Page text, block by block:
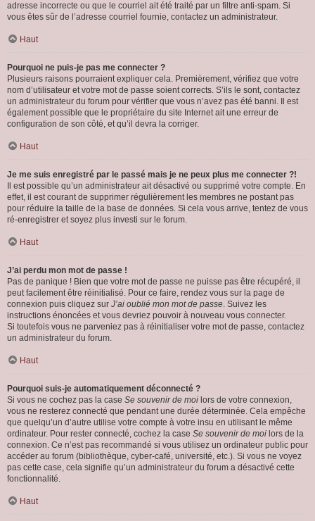
adresse incorrecte ou que le courriel ait été traité par un filtre anti-spam. Si
vous êtes sûr de l’adresse courriel fournie, contactez un administrateur.
Haut
Pourquoi ne puis-je pas me connecter ?
Plusieurs raisons pourraient expliquer cela. Premièrement, vérifiez que votre
nom d’utilisateur et votre mot de passe soient corrects. S’ils le sont, contactez
un administrateur du forum pour vérifier que vous n’avez pas été banni. Il est
également possible que le propriétaire du site Internet ait une erreur de
configuration de son côté, et qu’il devra la corriger.
Haut
Je me suis enregistré par le passé mais je ne peux plus me connecter ?!
Il est possible qu’un administrateur ait désactivé ou supprimé votre compte. En
effet, il est courant de supprimer régulièrement les membres ne postant pas
pour réduire la taille de la base de données. Si cela vous arrive, tentez de vous
ré-enregistrer et soyez plus investi sur le forum.
Haut
J’ai perdu mon mot de passe !
Pas de panique ! Bien que votre mot de passe ne puisse pas être récupéré, il
peut facilement être réinitialisé. Pour ce faire, rendez vous sur la page de
connexion puis cliquez sur J’ai oublié mon mot de passe. Suivez les
instructions énoncées et vous devriez pouvoir à nouveau vous connecter.
Si toutefois vous ne parveniez pas à réinitialiser votre mot de passe, contactez
un administrateur du forum.
Haut
Pourquoi suis-je automatiquement déconnecté ?
Si vous ne cochez pas la case Se souvenir de moi lors de votre connexion,
vous ne resterez connecté que pendant une durée déterminée. Cela empêche
que quelqu’un d’autre utilise votre compte à votre insu en utilisant le même
ordinateur. Pour rester connecté, cochez la case Se souvenir de moi lors de la
connexion. Ce n’est pas recommandé si vous utilisez un ordinateur public pour
accéder au forum (bibliothèque, cyber-café, université, etc.). Si vous ne voyez
pas cette case, cela signifie qu’un administrateur du forum a désactivé cette
fonctionnalité.
Haut